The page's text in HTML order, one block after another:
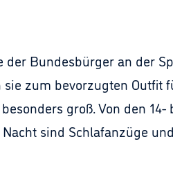
Bundesbürger an der
zum bevorzugten Outfit
groß. Von den
sind Schlafanzüge